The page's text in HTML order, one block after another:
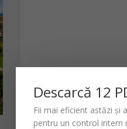
Descarcă 12
Fii mai eficient astăzi și
pentru un control intern